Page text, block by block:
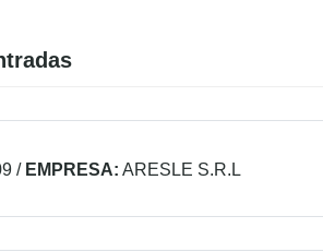
/ EMPRESA: ARESLE S.R.L